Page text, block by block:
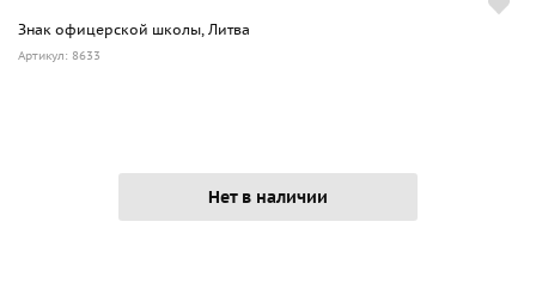
Знак офицерской школы, Литва
Артикул: 8633
Нет в наличии